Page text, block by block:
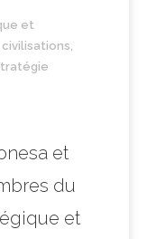
et
civilisations,
et
du
et